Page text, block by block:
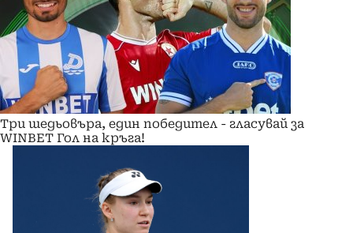
Три шедьовъра, един победител - гласувай за
WINBET Гол на кръга!